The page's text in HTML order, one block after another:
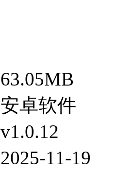
63.05MB
安卓软件
v1.0.12
2025-11-19